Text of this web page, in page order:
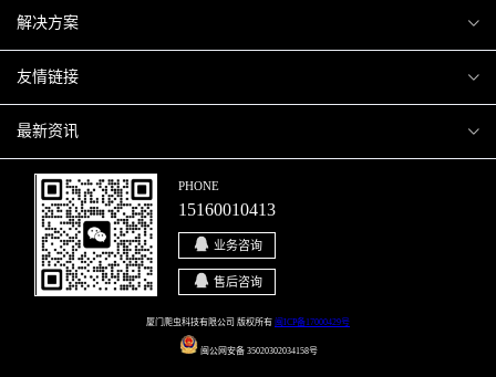
关于爬虫
H5互动营销
微信小程序
移动APP
解决方案
商城解决方案
商城会员积分商城解决方案
网站解决方案
智慧校园解决方案
智慧停车解决方案
友情链接
厦门小程序开发
厦门APP开发
厦门微商城开发
博客园
最新资讯
行业资讯
爬虫动态
PHONE
15160010413
业务咨询
售后咨询
厦门爬虫科技有限公司 版权所有 闽ICP备17000429号
闽公网安备 35020302034158号